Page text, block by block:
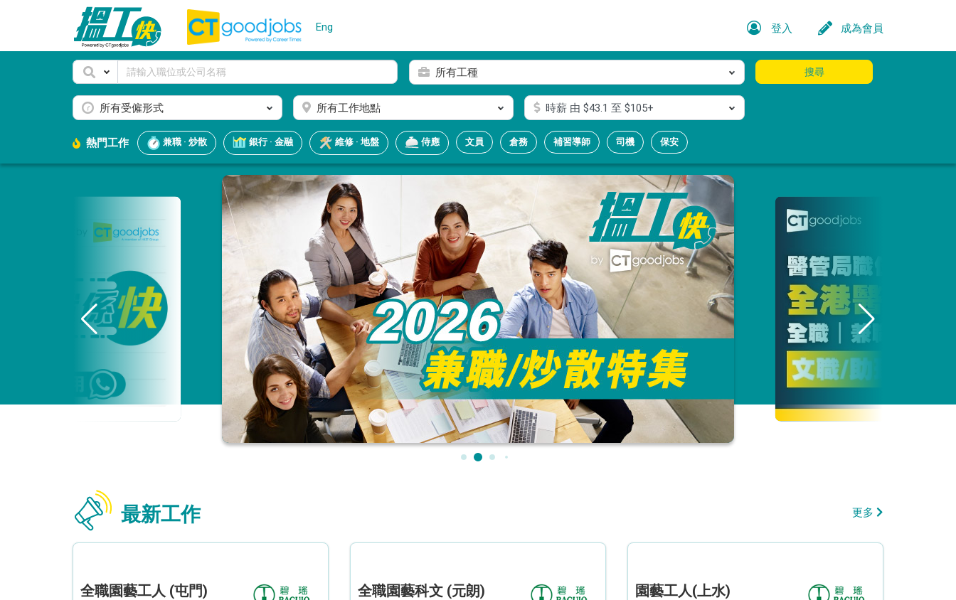
Eng 登入 成為會員
所有工種
所有受僱形式 所有工作地點 時薪由 $43.1 至 $105+
搜尋
熱門工作 兼職 · 炒散 銀行 · 金融 維修 · 地盤 侍應 文員 倉務 補習導師 司機 保安
最新工作 更多
全職園藝工人 (屯門) 全職園藝科文 (元朗) 園藝工人(上水)